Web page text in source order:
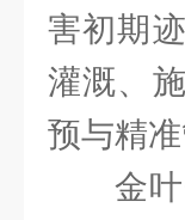
害初期
灌溉、
预与精
金